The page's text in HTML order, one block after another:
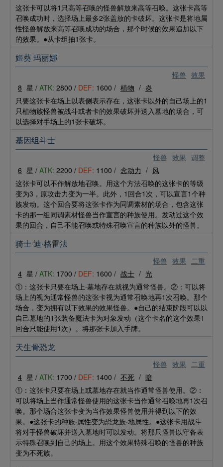
这张卡可以将1只高等召唤的怪兽解放来高等召唤。这张卡高等
召唤成功时，选择场上最多2张盖放的卡破坏。这张卡是将地属
性怪兽解放来高等召唤成功的场合，那个时候的效果追加以下
的效果。●从卡组抽1张卡。
怪兽 效果
姬葵 玛丽娜
8 星 / ATK: 2800 / DEF: 1600 / 植物 / 炎
只要这张卡在场上以表侧表示存在，这张卡以外的自己场上的1
只植物族怪兽被战斗或者卡的效果破坏并送入墓地的场合，可
以选择对手场上的1张卡破坏。
怪兽 效果 调整
基因组斗士
6 星 / ATK: 2200 / DEF: 1100 / 念动力 / 风
这张卡可以不作解放地召唤。用这个方法召唤的这张卡的等级
变为3，原攻击力变为一半。此外，1回合1次，可以宣言1个种
族发动。这个回合要将这张卡作为同调素材的场合，包含这张
卡的那一组同调素材怪兽当作宣言的种族使用。发动过这个效
果的回合，自己不能召唤或特殊召唤宣言的种族以外的怪兽。
怪兽 效果 二重
骑士 迪·格雷法
4 星 / ATK: 1700 / DEF: 1600 / 战士 / 光
①：这张卡只要在场上·墓地存在就视为通常怪兽。②：可以将
场上的视为通常怪兽的这张卡视为通常召唤地再1次召唤。那个
场合，变为拥有以下效果的效果怪兽。●自己的结束阶段可以以
自己墓地的1张装备魔法卡为对象发动（这个卡名的这个效果1
回合只能使用1次）。将那张卡加入手牌。
怪兽 效果 二重
天生骨恐龙
4 星 / ATK: 1700 / DEF: 1400 / 不死 / 暗
①：这张卡只要在场上或墓地存在就当作通常怪兽使用。②：
可以将场上当作通常怪兽使用的这张卡当作通常召唤地再1次召
唤。那个场合这张卡变为当作效果怪兽使用并得到以下的效
果。●这张卡的种族·属性变为恐龙族·地属性。●这张卡用战斗
将对手怪兽破坏并送入墓地时可以发动。将那只怪兽以守备表
示特殊召唤到自己的场上。用这个效果特殊召唤的怪兽的种族
变为不死族。